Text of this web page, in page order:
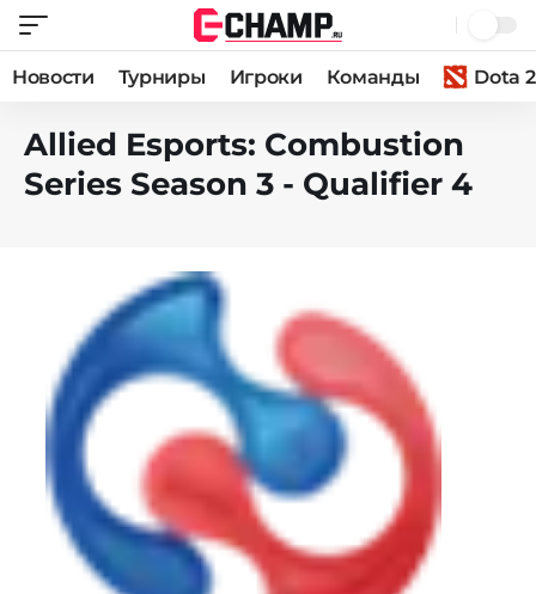
Новости Турниры Игроки Команды Dota 2
Allied Esports: Combustion
Series Season 3 - Qualifier 4